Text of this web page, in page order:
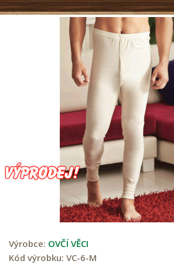
Výrobce: OVČÍ VĚCI
Kód výrobku: VC-6-M